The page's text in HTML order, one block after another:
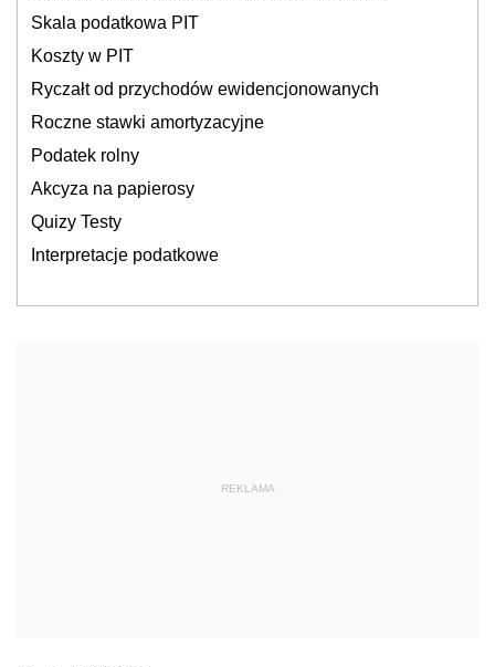
Skala podatkowa PIT
Koszty w PIT
Ryczałt od przychodów ewidencjonowanych
Roczne stawki amortyzacyjne
Podatek rolny
Akcyza na papierosy
Quizy Testy
Interpretacje podatkowe
REKLAMA